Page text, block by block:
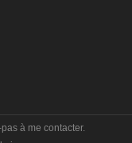
à me contacter.